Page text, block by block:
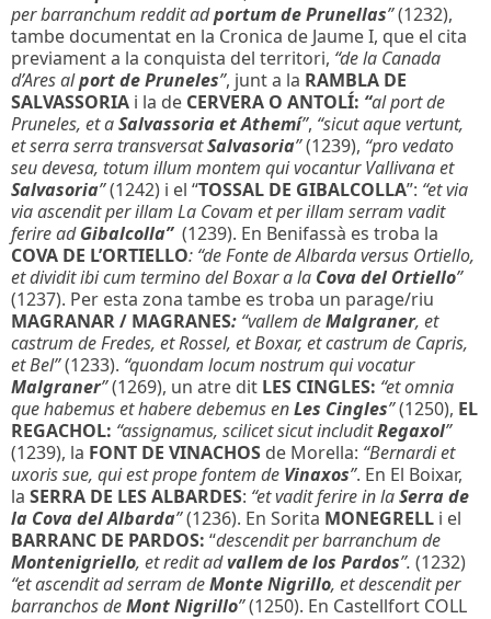
per barranchum reddit adportum de Prunellas”(1232),
tambe documentat en la Cronica de Jaume I, que el cita
previament a la conquista del territori, “de la Canada
d’Ares alport de Pruneles”, junt a la RAMBLA DE
SALVASSORIA i la de CERVERA O ANTOLÍ: “al port de
Pruneles, et aSalvassoria et Athemí”, “sicut aque vertunt,
et serra serra transversatSalvasoria”(1239), “pro vedato
seu devesa, totum illum montem qui vocantur Vallivana et
Salvasoria”(1242) i el “TOSSAL DE GIBALCOLLA”: “et via
via ascendit per illam La Covam et per illam serram vadit
ferire adGibalcolla”(1239). En Benifassà es troba la
COVA DE L’ORTIELLO: “de Fonte de Albarda versus Ortiello,
et dividit ibi cum termino del Boxar a la Cova del Ortiello”
(1237). Per esta zona tambe es troba un parage/riu
MAGRANAR / MAGRANES: “vallem deMalgraner, et
castrum de Fredes, et Rossel, et Boxar, et castrum de Capris,
et Bel”(1233). “quondam locum nostrum qui vocatur
Malgraner”(1269), un atre dit LES CINGLES: “et omnia
que habemus et habere debemus enLes Cingles”(1250), EL
REGACHOL: “assignamus, scilicet sicut includitRegaxol”
(1239), la FONT DE VINACHOS de Morella: “Bernardi et
uxoris sue, qui est prope fontem de Vinaxos”. En El Boixar,
la SERRA DE LES ALBARDES: “et vadit ferire in laSerra de
la Cova del Albarda”(1236). En Sorita MONEGRELL i el
BARRANC DE PARDOS: “descendit per barranchum de
Montenigriello, et redit advallem de los Pardos”. (1232)
“et ascendit ad serram deMonte Nigrillo, et descendit per
barranchos deMont Nigrillo”(1250). En Castellfort COLL